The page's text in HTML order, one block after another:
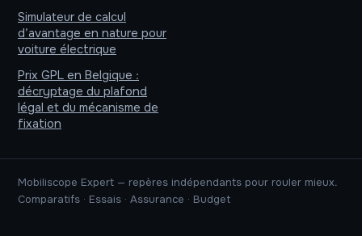
Simulateur de calcul
d’avantage en nature pour
voiture électrique
Prix GPL en Belgique :
décryptage du plafond
légal et du mécanisme de
fixation
Mobiliscope Expert — repères indépendants pour rouler mieux.
Comparatifs · Essais · Assurance · Budget